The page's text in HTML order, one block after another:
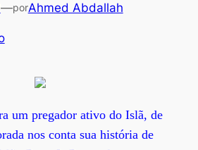
—porAhmed Abdallah
um pregador ativo do Islã, de
nos conta sua história de